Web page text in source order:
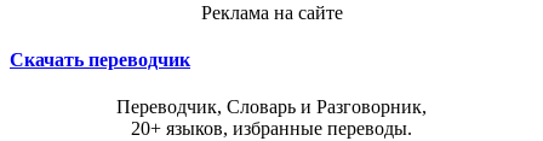
Реклама на сайте
Скачать переводчик
Переводчик, Словарь и Разговорник,
20+ языков, избранные переводы.